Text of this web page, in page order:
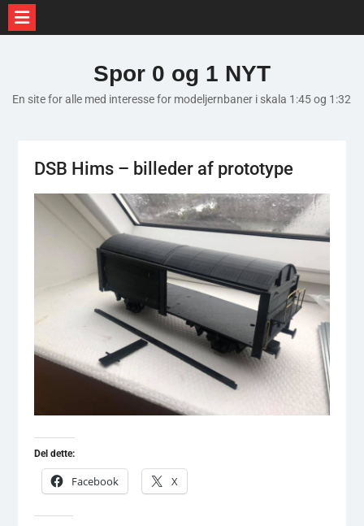
Spor 0 og 1 NYT
En site for alle med interesse for modeljernbaner i skala 1:45 og 1:32
DSB Hims – billeder af prototype
Del dette:
Facebook X